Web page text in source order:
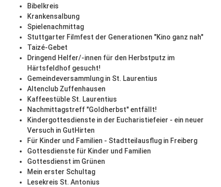
Bibelkreis
Krankensalbung
Spielenachmittag
Stuttgarter Filmfest der Generationen "Kino ganz nah"
Taizé-Gebet
Dringend Helfer/-innen für den Herbstputz im
Härtsfeldhof gesucht!
Gemeindeversammlung in St. Laurentius
Altenclub Zuffenhausen
Kaffeestüble St. Laurentius
Nachmittagstreff "Goldherbst" entfällt!
Kindergottesdienste in der Eucharistiefeier - ein neuer
Versuch in GutHirten
Für Kinder und Familien - Stadtteilausflug in Freiberg
Gottesdienste für Kinder und Familien
Gottesdienst im Grünen
Mein erster Schultag
Lesekreis St. Antonius